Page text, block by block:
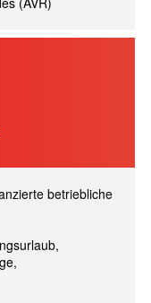
betriebliche